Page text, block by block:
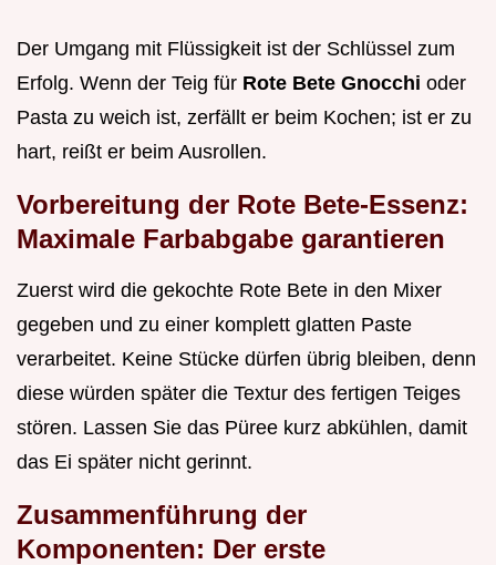
Der Umgang mit Flüssigkeit ist der Schlüssel zum
Erfolg. Wenn der Teig für Rote Bete Gnocchi oder
Pasta zu weich ist, zerfällt er beim Kochen; ist er zu
hart, reißt er beim Ausrollen.
Vorbereitung der Rote Bete-Essenz:
Maximale Farbabgabe garantieren
Zuerst wird die gekochte Rote Bete in den Mixer
gegeben und zu einer komplett glatten Paste
verarbeitet. Keine Stücke dürfen übrig bleiben, denn
diese würden später die Textur des fertigen Teiges
stören. Lassen Sie das Püree kurz abkühlen, damit
das Ei später nicht gerinnt.
Zusammenführung der
Komponenten: Der erste